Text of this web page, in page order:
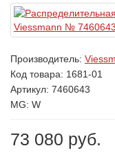
Производитель:
Код товара: 1681-01
Артикул: 7460643
MG: W
73 080 руб.